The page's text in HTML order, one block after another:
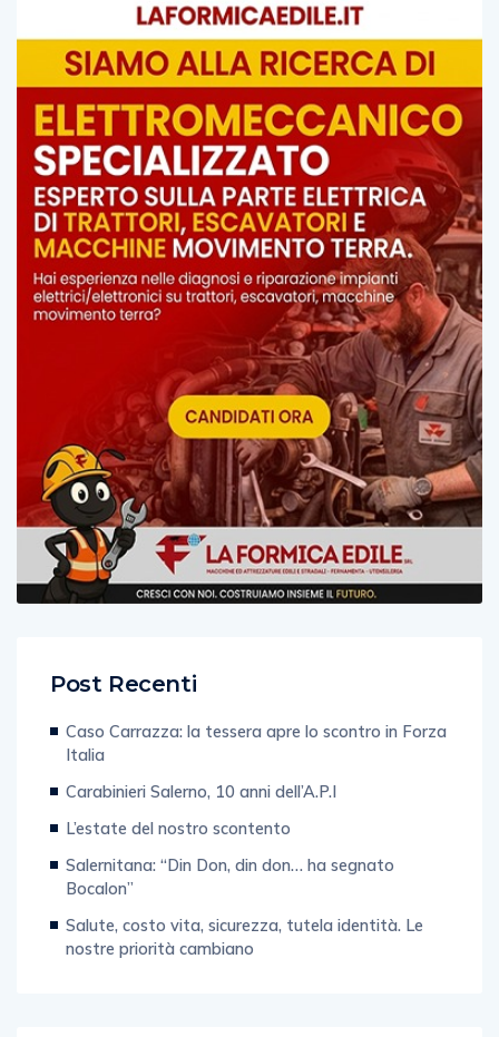
Post Recenti
Caso Carrazza: la tessera apre lo scontro in Forza
Italia
Carabinieri Salerno, 10 anni dell’A.P.I
L’estate del nostro scontento
Salernitana: “Din Don, din don… ha segnato
Bocalon”
Salute, costo vita, sicurezza, tutela identità. Le
nostre priorità cambiano